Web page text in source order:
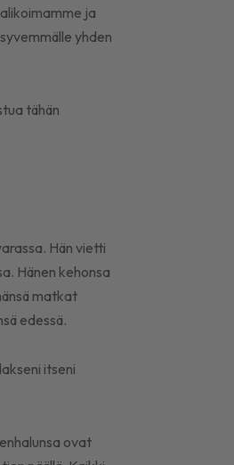
ja
yhden
tähän
Hän vietti
Hänen kehonsa
matkat
edessä.
itseni
ovat